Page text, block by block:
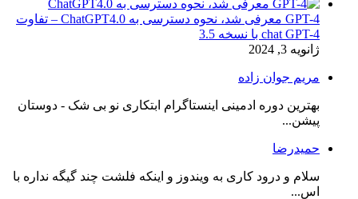
GPT-4 معرفی شد، نحوه دسترسی به ChatGPT4.0 – تفاوت
chat GPT-4 با نسخه 3.5
ژانویه 3, 2024
مریم جوان زاده
بهترین دوره ادمینی اینستاگرام ابتکاری نو بی شک - دوستان
پیشن...
حمیدرضا
سلام و درود کاری به ویندوز و اینکه فلشت چند گیگه نداره با
اس...